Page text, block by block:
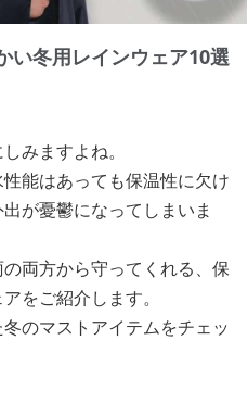
い冬用レインウェア10選
みますよね。
能はあっても保温性に欠け
が憂鬱になってしまいま
両方から守ってくれる、保
をご紹介します。
のマストアイテムをチェッ